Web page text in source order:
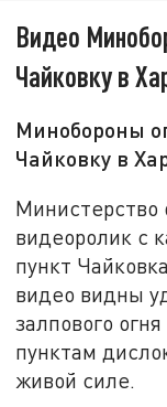
Видео
Чайковку в
Минобороны
Чайковку в
Министерство
видеоролик с
пункт
видео видны
залпового
пунктам
живой силе.